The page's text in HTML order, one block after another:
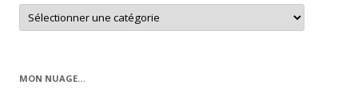
Retrouver
les
articles
MON NUAGE…